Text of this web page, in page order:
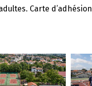
Carte